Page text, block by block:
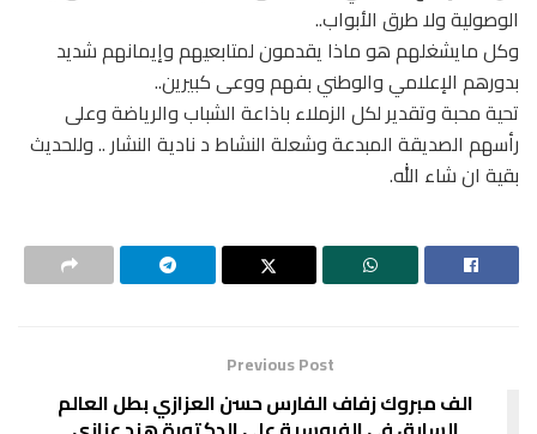
الوصولية ولا طرق الأبواب..
وكل مايشغلهم هو ماذا يقدمون لمتابعيهم وإيمانهم شديد
بدورهم الإعلامي والوطني بفهم ووعى كبيرين..
تحية محبة وتقدير لكل الزملاء باذاعة الشباب والرياضة وعلى
رأسهم الصديقة المبدعة وشعلة النشاط د نادية النشار .. وللحديث
بقية ان شاء الله.
Previous Post
الف مبروك زفاف الفارس حسن العزازي بطل العالم